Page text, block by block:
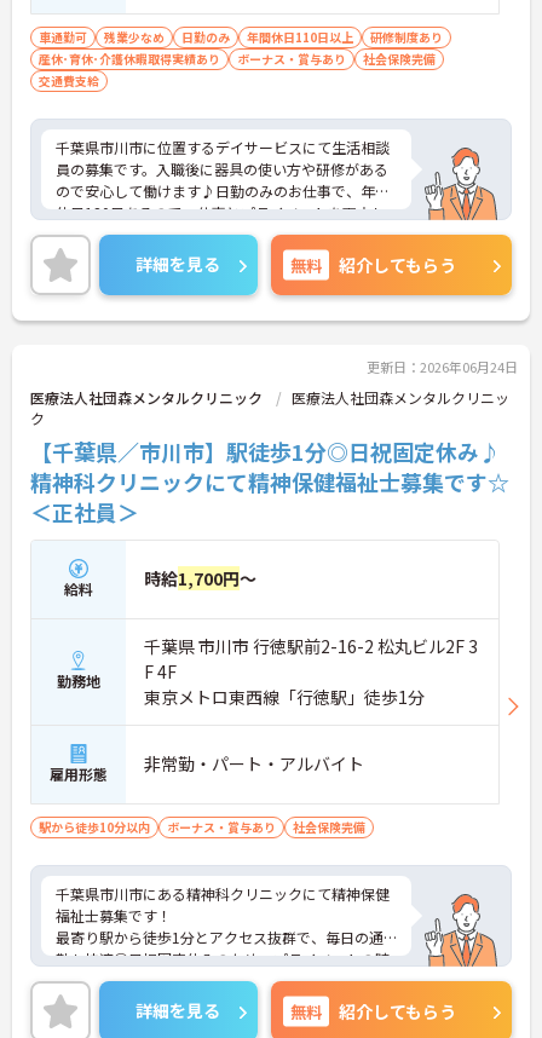
車通勤可 残業少なめ 日勤のみ 年間休日110日以上
研修制度あり
産休･育休･介護休暇取得実績あり
ボーナス・賞与あり
社会保険完備
交通費支給
千葉県市川市に位置するデイサービスにて生活相談
員の募集です。入職後に器具の使い方や研修がある
ので安心して働けます♪日勤のみのお仕事で、年間
休日120日あるので、仕事とプライベートを両立し
やすい職場です！ご興味ある方は面接ポイントをお
伝えしますので、お気軽にご連絡ください。
詳細を見る 無料 紹介してもらう
更新日：2026年06月24日
医療法人社団森メンタルクリニック
医療法人社団森メンタルクリニッ
ク
【千葉県／市川市】駅徒歩1分◎日祝固定休み♪
精神科クリニックにて精神保健福祉士募集です☆
＜正社員＞
給料 時給1,700円～
勤務地
千葉県 市川市 行徳駅前2-16-2 松丸ビル2F 3
F 4F
東京メトロ東西線「行徳駅」徒歩1分
雇用形態 非常勤・パート・アルバイト
駅から徒歩10分以内 ボーナス・賞与あり 社会保険完備
千葉県市川市にある精神科クリニックにて精神保健
福祉士募集です！
最寄り駅から徒歩1分とアクセス抜群で、毎日の通
勤も快適◎日祝固定休みのため、プライベートの時
間も大切にしながら働ける環境です♪ご興味のある
方には、面接対策ポイントなど、さらに詳細をご案
内しますのでお気軽にご相談ください！
詳細を見る 無料 紹介してもらう